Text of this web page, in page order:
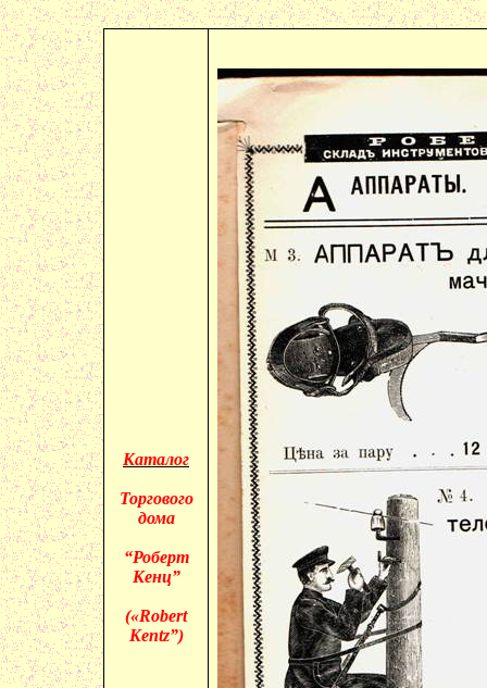
Каталог
Торгового
дома
“Роберт
Кенц”
(«Robert
Kentz”)